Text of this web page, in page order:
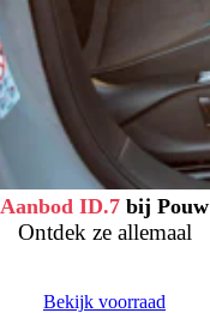
Aanbod ID.7 bij Pouw
Ontdek ze allemaal
Bekijk voorraad